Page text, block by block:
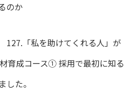
のか
「私を助けてくれる人」が
育成コース① 採用で最初に知る
した。